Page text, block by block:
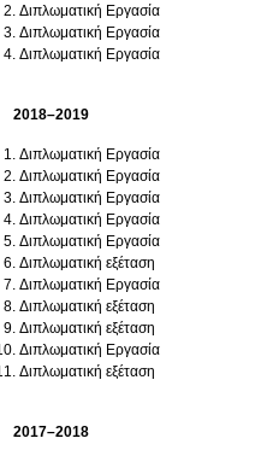
Διπλωματική Εργασία
Διπλωματική Εργασία
Διπλωματική Εργασία
2018–2019
Διπλωματική Εργασία
Διπλωματική Εργασία
Διπλωματική Εργασία
Διπλωματική Εργασία
Διπλωματική Εργασία
Διπλωματική εξέταση
Διπλωματική Εργασία
Διπλωματική εξέταση
Διπλωματική εξέταση
Διπλωματική Εργασία
Διπλωματική εξέταση
2017–2018